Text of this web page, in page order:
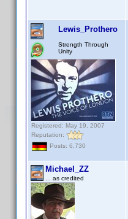
Lewis_Prothero
Strength Through
Unity
Registered: May 19, 2007
Reputation:
Posts: 6,730
Michael_ZZ
... as credited